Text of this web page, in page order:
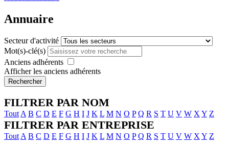
Annuaire
Secteur d'activité
Mot(s)-clé(s)
Anciens adhérents
Afficher les anciens adhérents
Rechercher
FILTRER PAR NOM
Tout A B C D E F G H I J K L M N O P Q R S T U V W X Y Z
FILTRER PAR ENTREPRISE
Tout A B C D E F G H I J K L M N O P Q R S T U V W X Y Z